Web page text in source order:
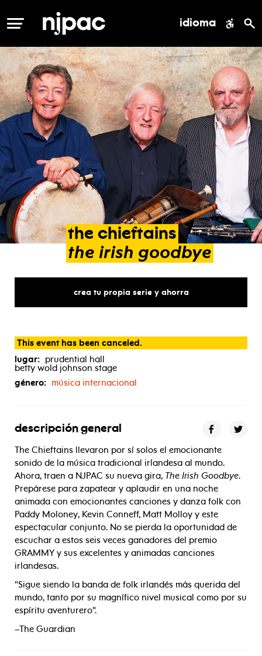
MENÚ idioma
the chieftains
the irish goodbye
crea tu propia serie y ahorra
This event has been canceled.
lugar: prudential hall
betty wold johnson stage
género: música internacional
descripción general
The Chieftains llevaron por sí solos el emocionante
sonido de la música tradicional irlandesa al mundo.
Ahora, traen a NJPAC su nueva gira, The Irish Goodbye.
Prepárese para zapatear y aplaudir en una noche
animada con emocionantes canciones y danza folk con
Paddy Moloney, Kevin Conneff, Matt Molloy y este
espectacular conjunto. No se pierda la oportunidad de
escuchar a estos seis veces ganadores del premio
GRAMMY y sus excelentes y animadas canciones
irlandesas.
"Sigue siendo la banda de folk irlandés más querida del
mundo, tanto por su magnífico nivel musical como por su
espíritu aventurero".
–The Guardian